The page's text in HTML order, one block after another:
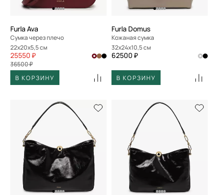
Furla Ava
Сумка через плечо
22x20x5,5 см
25550 ₽
36500 ₽
В КОРЗИНУ
Furla Domus
Кожаная сумка
32x24x10,5 см
62500 ₽
В КОРЗИНУ